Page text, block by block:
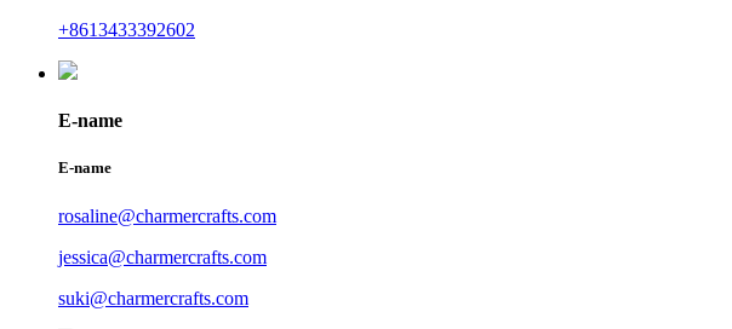
+8613433392602
E-name
E-name
rosaline@charmercrafts.com
jessica@charmercrafts.com
suki@charmercrafts.com